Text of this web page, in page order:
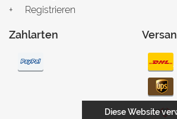
Registrieren
Zahlarten
Diese Website